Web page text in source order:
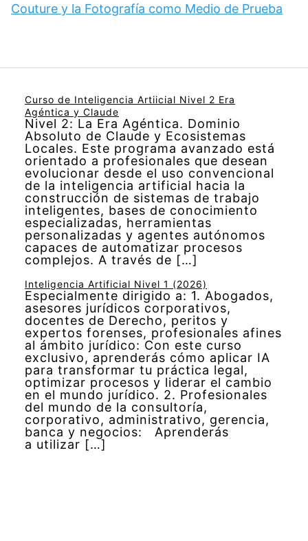
Couture y la Fotografía como Medio de Prueba
Curso de Inteligencia Artiicial Nivel 2 Era
Agéntica y Claude
Nivel 2: La Era Agéntica. Dominio
Absoluto de Claude y Ecosistemas
Locales. Este programa avanzado está
orientado a profesionales que desean
evolucionar desde el uso convencional
de la inteligencia artificial hacia la
construcción de sistemas de trabajo
inteligentes, bases de conocimiento
especializadas, herramientas
personalizadas y agentes autónomos
capaces de automatizar procesos
complejos. A través de […]
Inteligencia Artificial Nivel 1 (2026)
Especialmente dirigido a: 1. Abogados,
asesores jurídicos corporativos,
docentes de Derecho, peritos y
expertos forenses, profesionales afines
al ámbito jurídico: Con este curso
exclusivo, aprenderás cómo aplicar IA
para transformar tu práctica legal,
optimizar procesos y liderar el cambio
en el mundo jurídico. 2. Profesionales
del mundo de la consultoría,
corporativo, administrativo, gerencia,
banca y negocios: Aprenderás
a utilizar […]